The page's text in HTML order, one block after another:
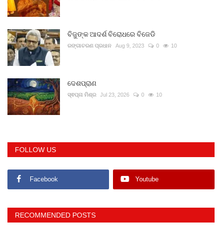
ବିଜୁଙ୍କ ଆଦର୍ଶ ବିରୋଧରେ ବିଜେଡି
ରଙ୍ଗାଚରଣ ପ୍ରଧାନ Aug 9, 2023 0 10
ଦେଶପ୍ରାଣ
ସ୍ଵପ୍ନା ମିଶ୍ର Jul 23, 2026 0 10
FOLLOW US
Facebook Youtube
RECOMMENDED POSTS